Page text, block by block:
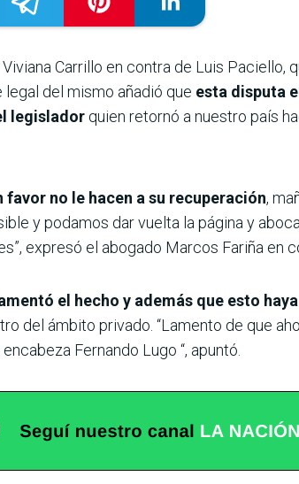
Carrillo en contra de Luis Paciello,
del mismo añadió que esta disputa
legislador quien retornó a nuestro país
no le hacen a su recuperación,
y podamos dar vuelta la página y
expresó el abogado Marcos Fariña en
el hecho y además que esto
del ámbito privado. “Lamento de que
Fernando Lugo “, apuntó.